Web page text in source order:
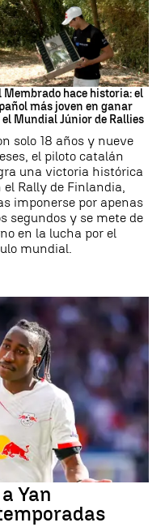
Membrado hace historia: el
más joven en ganar
el Mundial Júnior de Rallies
solo 18 años y nueve
el piloto catalán
una victoria histórica
el Rally de Finlandia,
imponerse por apenas
segundos y se mete de
en la lucha por el
mundial.
Yan